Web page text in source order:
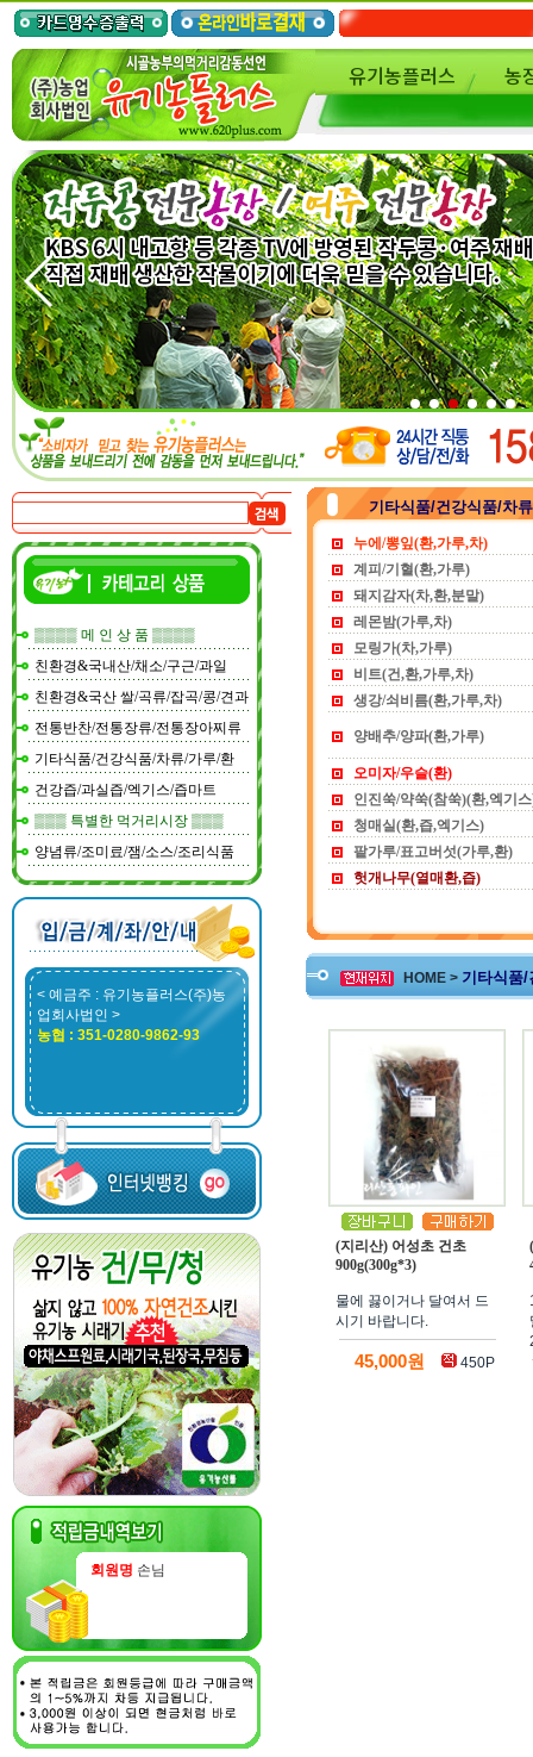
유기농플러스 농
▒▒▒▒ 메 인 상 품 ▒▒▒▒
친환경&국내산/채소/구근/과일
친환경&국산 쌀/곡류/잡곡/콩/견과
전통반찬/전통장류/전통장아찌류
기타식품/건강식품/차류/가루/환
건강즙/과실즙/엑기스/즙마트
▒▒▒ 특별한 먹거리시장 ▒▒▒
양념류/조미료/잼/소스/조리식품
< 예금주 : 유기농플러스(주)농
업회사법인 >
농협 : 351-0280-9862-93
회원명 손님
기타식품/건강식품/차
누에/뽕잎(환,가루,차)
계피/기혈(환,가루)
돼지감자(차,환,분말)
레몬밤(가루,차)
모링가(차,가루)
비트(건,환,가루,차)
생강/쇠비름(환,가루,차)
양배추/양파(환,가루)
오미자/우슬(환)
인진쑥/약쑥(참쑥)(환,엑기
청매실(환,즙,엑기스)
팥가루/표고버섯(가루,환)
헛개나무(열매환,즙)
HOME > 기타식품
(지리산) 어성초 건초
900g(300g*3)
물에 끓이거나 달여서 드
시기 바랍니다.
45,000원 450P